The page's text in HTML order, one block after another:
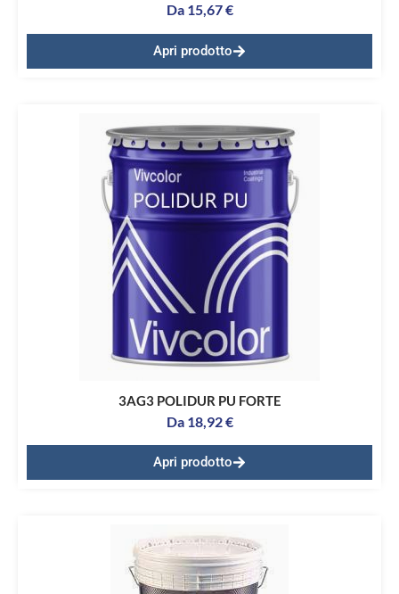
Da 15,67€
Apri prodotto
3AG3 POLIDUR PU FORTE
Da 18,92€
Apri prodotto